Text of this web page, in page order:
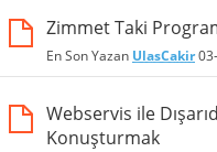
Zimmet Taki
En Son Yazan UlasCakir
Webservis ile
Konuşturmak